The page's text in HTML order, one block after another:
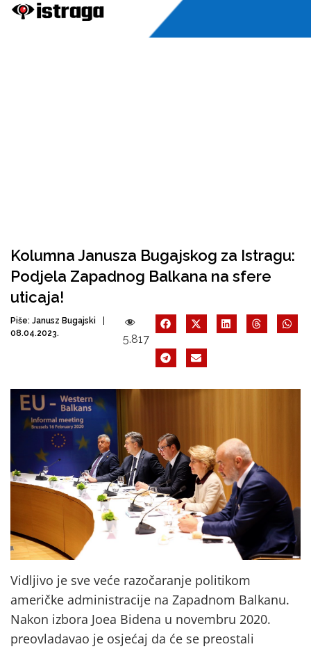
Kolumna Janusza Bugajskog za Istragu:
Podjela Zapadnog Balkana na sfere
uticaja!
Piše: Janusz Bugajski
08.04.2023.
5.817
Vidljivo je sve veće razočaranje politikom
američke administracije na Zapadnom Balkanu.
Nakon izbora Joea Bidena u novembru 2020.
preovladavao je osjećaj da će se preostali